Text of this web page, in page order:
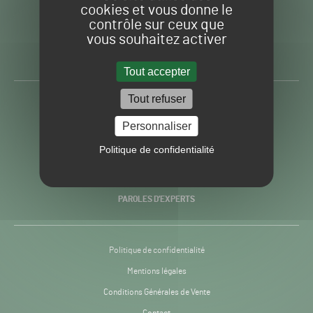
cookies et vous donne le
contrôle sur ceux que
vous souhaitez activer
Tout accepter
Tout refuser
Personnaliser
Politique de confidentialité
Gazon
Sport
H24
-
Toute l’info autour du
PRATIQUES
PAROLES D’EXPERTS
Politique de confidentialité
Mentions légales
Conditions Générales de Vente